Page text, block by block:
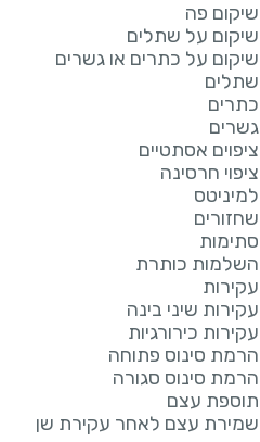
שיקום פה
שיקום על שתלים
שיקום על כתרים או גשרים
שתלים
כתרים
גשרים
ציפוים אסתטיים
ציפוי חרסינה
למיניטס
שחזורים
סתימות
השלמות כותרת
עקירות
עקירות שיני בינה
עקירות כירורגיות
הרמת סינוס פתוחה
הרמת סינוס סגורה
תוספת עצם
שמירת עצם לאחר עקירת שן